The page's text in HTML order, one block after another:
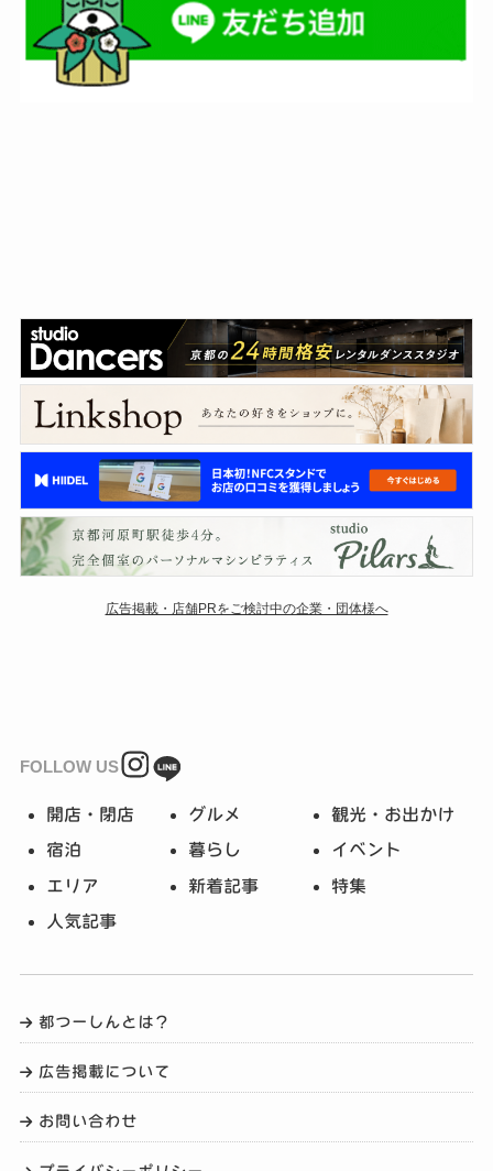
広告掲載・店舗PRをご検討中の企業・団体様へ
FOLLOW US
開店・閉店 グルメ 観光・お出かけ
宿泊 暮らし イベント
エリア 新着記事 特集
人気記事
都つーしんとは？
広告掲載について
お問い合わせ